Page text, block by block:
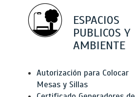
ESPACIOS
PUBLICOS Y
AMBIENTE
Autorización para Colocar
Mesas y Sillas